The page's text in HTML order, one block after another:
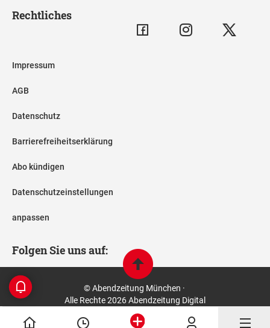
Rechtliches
Impressum
AGB
Datenschutz
Barrierefreiheitserklärung
Abo kündigen
Datenschutzeinstellungen
anpassen
Folgen Sie uns auf:
© Abendzeitung München ·
Alle Rechte 2026 Abendzeitung Digital